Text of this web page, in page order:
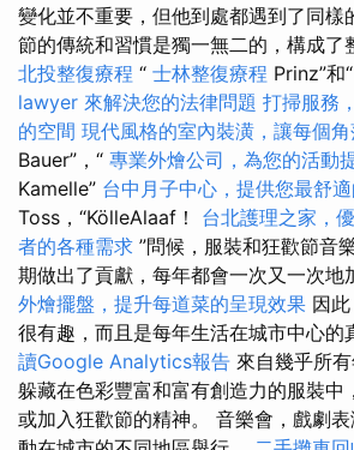
變化並不重要，但他到處都遇到了同樣
節的傳統和習慣是獨一無二的，構成了
北投整復療程 “ 士林整復療程 Prinz”和“
lawyer 來解決您的法律問題 打掃服務
的空間 現代風格的室內裝潢，讓每個
Bauer”，“ 專業外燴公司，為您的活動
Kamelle” 台中月子中心，提供您最舒
Toss，“KölleAlaaf！ 台北護理之家，
者的各種需求 ”問候，服裝和狂歡節音
期做出了貢獻，每年都會一次又一次地
外燴擺盤，提升每道菜的呈現效果 因
很有趣，而且是每年生活在城市中心的
讀Google Analytics報告 來自幾乎所
躲藏在色彩豐富和富有創造力的服裝中
或加入狂歡節的精神。 音樂會，戲劇